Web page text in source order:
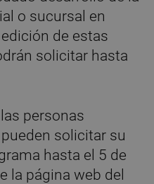
o sucursal en
de estas
solicitar hasta
personas
solicitar su
hasta el 5 de
la página web del